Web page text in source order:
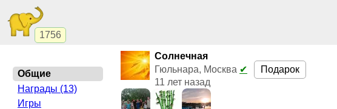
1756
Солнечная
Гюльнара, Москва ✔
11 лет назад
Подарок
Общие
Награды (13)
Игры